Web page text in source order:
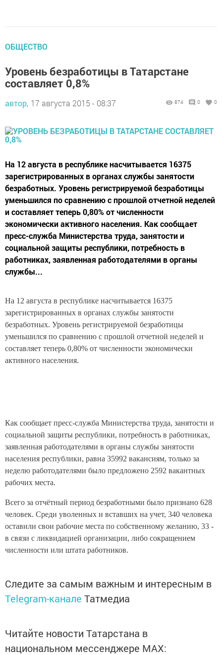
ОБЩЕСТВО
Уровень безработицы в Татарстане
составляет 0,8%
автор, 17 августа 2015 - 08:37 874 0 0
На 12 августа в республике насчитывается 16375
зарегистрированных в органах службы занятости
безработных. Уровень регистрируемой безработицы
уменьшился по сравнению с прошлой отчетной неделей
и составляет теперь 0,80% от численности
экономически активного населения. Как сообщает
пресс-служба Министерства труда, занятости и
социальной защиты республики, потребность в
работниках, заявленная работодателями в органы
службы...
На 12 августа в республике насчитывается 16375
зарегистрированных в органах службы занятости
безработных. Уровень регистрируемой безработицы
уменьшился по сравнению с прошлой отчетной неделей и
составляет теперь 0,80% от численности экономически
активного населения.
Как сообщает пресс-служба Министерства труда, занятости и
социальной защиты республики, потребность в работниках,
заявленная работодателями в органы службы занятости
населения республики, равна 35992 вакансиям, только за
неделю работодателями было предложено 2592 вакантных
рабочих места.
Всего за отчётный период безработными было признано 628
человек. Среди уволенных и вставших на учет, 340 человека
оставили свои рабочие места по собственному желанию, 33 -
в связи с ликвидацией организации, либо сокращением
численности или штата работников.
Следите за самым важным и интересным в
Telegram-канале Татмедиа
Читайте новости Татарстана в
национальном мессенджере MАХ: